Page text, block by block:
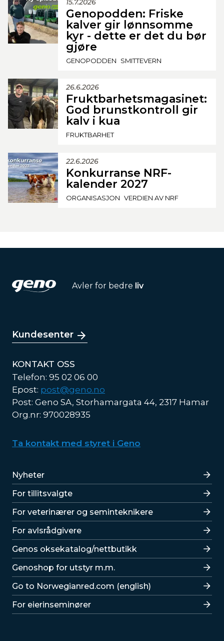
15.7.2026
Genopodden: Friske
kalver gir lønnsomme
kyr - dette er det du bør
gjøre
GENOPODDEN SMITTEVERN
26.6.2026
Fruktbarhetsmagasinet:
God brunstkontroll gir
kalv i kua
FRUKTBARHET
22.6.2026
Konkurranse NRF-
kalender 2027
ORGANISASJON VERDIEN AV NRF
Avler for bedre liv
Kundesenter
KONTAKT OSS
Telefon: 95 02 06 00
Epost: post@geno.no
Post: Geno SA, Storhamargata 44, 2317 Hamar
Org.nr: 970028935
Ta kontakt med styret i Geno
Lenker
Nyheter
For tillitsvalgte
For veterinærer og seminteknikere
For avlsrådgivere
Lenker
Genos oksekatalog/nettbutikk
Genoshop for utstyr m.m.
Go to Norwegianred.com (english)
For eierinseminører